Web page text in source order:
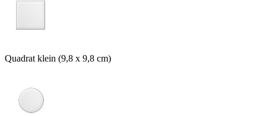
Quadrat klein (9,8 x 9,8 cm)